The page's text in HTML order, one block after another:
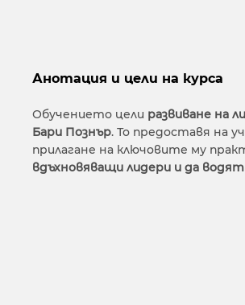
Анотация и цели на курса
Обучението цели развиване на
Бари Познър. То предоставя на
прилагане на ключовите му
вдъхновяващи лидери и да водят